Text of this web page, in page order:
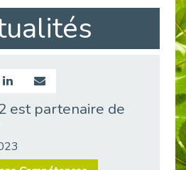
Aborder l'entretien et la situation de handicap en toute confiance
Retour sur l’atelier « Optimiser sa recherche d’emploi »
est partenaire de